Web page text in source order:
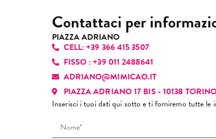
Contattaci per
PIAZZA ADRIANO
CELL: +39 366 415 3507
FISSO : +39 011 2488641
ADRIANO@MIMICAO.IT
PIAZZA ADRIANO 17 BIS - 10138
Inserisci i tuoi dati qui sotto e ti forniremo tutte le